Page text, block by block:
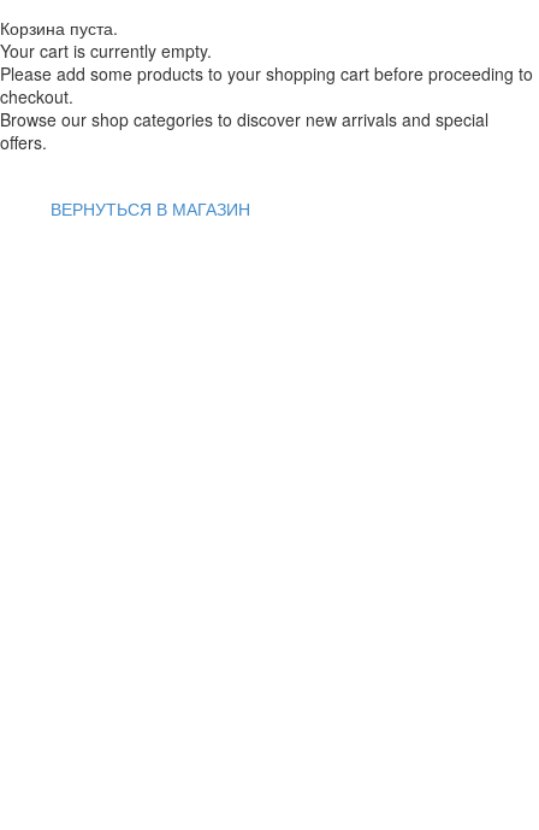
Корзина пуста.
Your cart is currently empty.
Please add some products to your shopping cart before proceeding to
checkout.
Browse our shop categories to discover new arrivals and special
offers.
ВЕРНУТЬСЯ В МАГАЗИН